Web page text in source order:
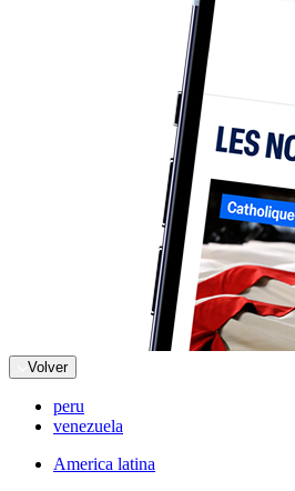
Volver
peru
venezuela
America latina